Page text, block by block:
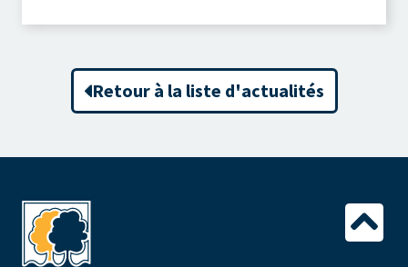
Retour à la liste d'actualités